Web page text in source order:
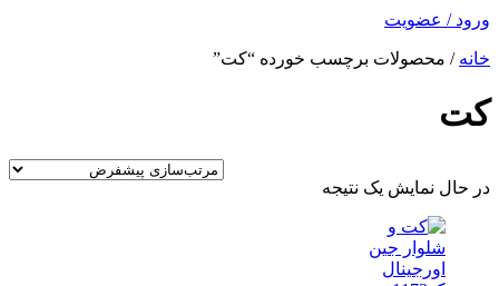
ورود / عضویت
خانه / محصولات برچسب خورده “کت”
کت
در حال نمایش یک نتیجه